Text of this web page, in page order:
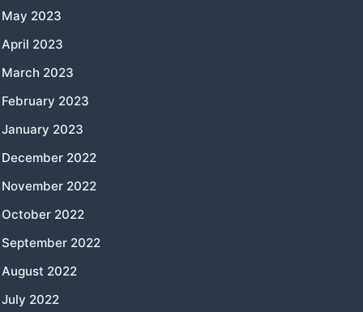
May 2023
April 2023
March 2023
February 2023
January 2023
December 2022
November 2022
October 2022
September 2022
August 2022
July 2022